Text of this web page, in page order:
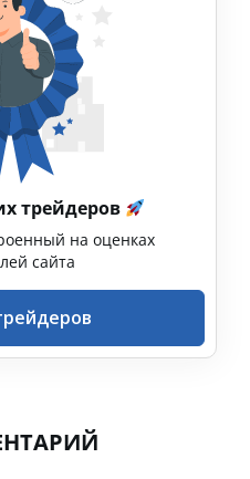
трейдеров
на оценках
сайта